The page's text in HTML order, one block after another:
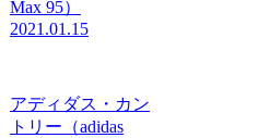
Max 95）
2021.01.15
アディダス・カン
トリー（adidas